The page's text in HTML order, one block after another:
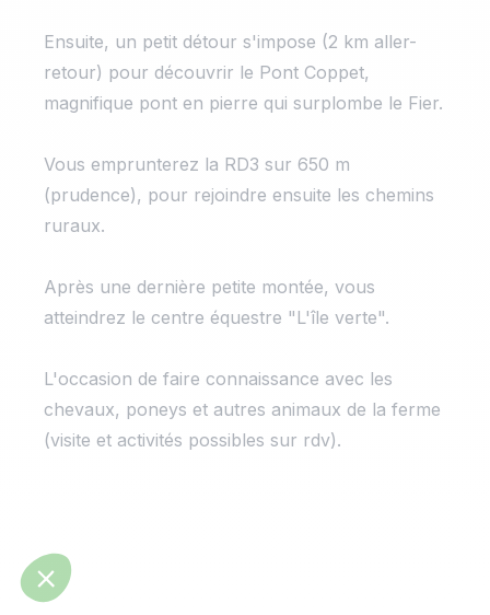
Ensuite, un petit détour s'impose (2 km aller-
retour) pour découvrir le Pont Coppet,
magnifique pont en pierre qui surplombe le Fier.
Vous emprunterez la RD3 sur 650 m
(prudence), pour rejoindre ensuite les chemins
ruraux.
Après une dernière petite montée, vous
atteindrez le centre équestre "L'île verte".
L'occasion de faire connaissance avec les
chevaux, poneys et autres animaux de la ferme
(visite et activités possibles sur rdv).